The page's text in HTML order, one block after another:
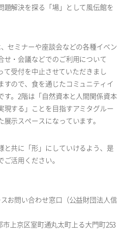
題解決を探る「場」として風伝館を
セミナーや座談会などの各種イベン
せ・会議などでのご利用について
て受付を中止させていただきまし
すので、食を通じたコミュニティイ
す。2階は「自然資本と人間関係資本
現する」ことを目指すアミタグルー
示スペースになっています。
と共に「形」にしていけるよう、是
活用ください。
お問い合わせ窓口（公益財団法人信
上京区室町通丸太町上る大門町253